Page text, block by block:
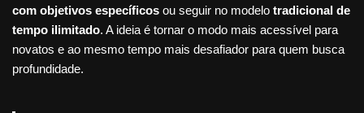
com objetivos específicos ou seguir no modelo tradicional de
tempo ilimitado. A ideia é tornar o modo mais acessível para
novatos e ao mesmo tempo mais desafiador para quem busca
profundidade.